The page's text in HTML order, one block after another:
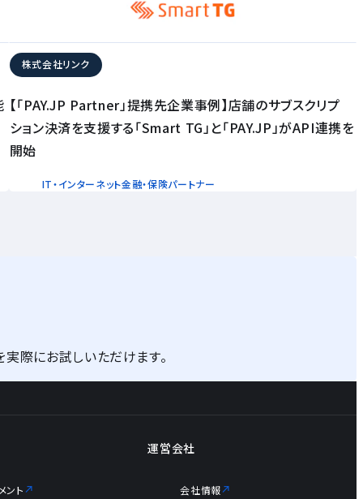
株式会社リンク
【「PAY.JP Partner」提携先企業事例】店舗のサブスクリプ
ション決済を支援する「Smart TG」と「PAY.JP」がAPI連携を
開始
IT・インターネット金融・保険パートナー
際にお試しいただけます。
ント
運営会社
会社情報